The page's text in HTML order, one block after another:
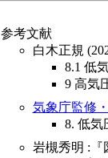
参考文献
白木正規
8.1 低
9 高気
気象庁監修
8. 低気
岩槻秀明 :『